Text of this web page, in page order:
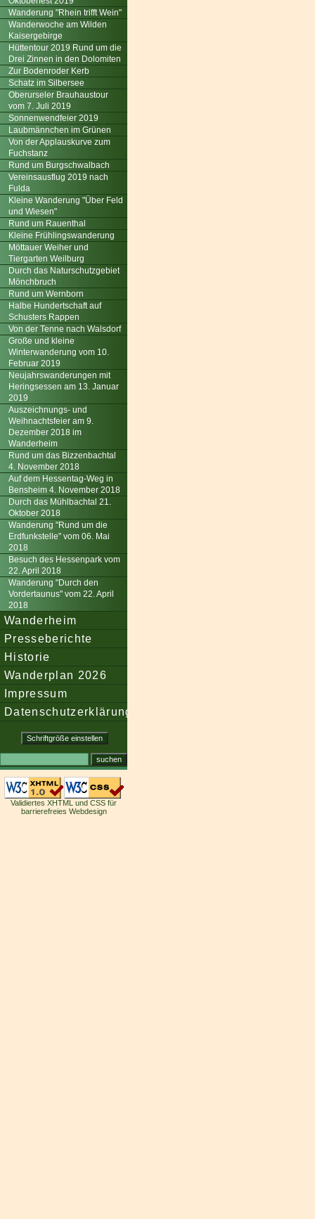
Wanderung "Rhein trifft Wein"
Wanderwoche am Wilden
Kaisergebirge
Hüttentour 2019 Rund um die
Drei Zinnen in den Dolomiten
Zur Bodenroder Kerb
Schatz im Silbersee
Oberurseler Brauhaustour
vom 7. Juli 2019
Sonnenwendfeier 2019
Laubmännchen im Grünen
Von der Applauskurve zum
Fuchstanz
Rund um Burgschwalbach
Vereinsausflug 2019 nach
Fulda
Kleine Wanderung "Über Feld
und Wiesen"
Rund um Rauenthal
Kleine Frühlingswanderung
Möttauer Weiher und
Tiergarten Weilburg
Durch das Naturschutzgebiet
Mönchbruch
Rund um Wernborn
Halbe Hundertschaft auf
Schusters Rappen
Von der Tenne nach Walsdorf
Große und kleine
Winterwanderung vom 10.
Februar 2019
Neujahrswanderungen mit
Heringsessen am 13. Januar
2019
Auszeichnungs- und
Weihnachtsfeier am 9.
Dezember 2018 im
Wanderheim
Rund um das Bizzenbachtal
4. November 2018
Auf dem Hessentag-Weg in
Bensheim 4. November 2018
Durch das Mühlbachtal 21.
Oktober 2018
Wanderung "Rund um die
Erdfunkstelle" vom 06. Mai
2018
Besuch des Hessenpark vom
22. April 2018
Wanderung "Durch den
Vordertaunus" vom 22. April
2018
Wanderheim
Presseberichte
Historie
Wanderplan 2026
Impressum
Datenschutzerklärung
Validiertes XHTML und CSS für
barrierefreies Webdesign